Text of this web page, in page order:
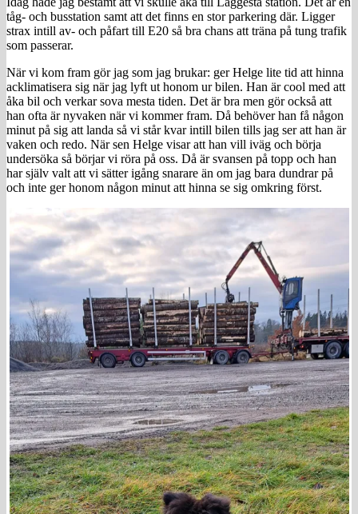
tåg- och busstation samt att det finns en stor parkering där. Ligger
strax intill av- och påfart till E20 så bra chans att träna på tung trafik
som passerar.
När vi kom fram gör jag som jag brukar: ger Helge lite tid att hinna
acklimatisera sig när jag lyft ut honom ur bilen. Han är cool med att
åka bil och verkar sova mesta tiden. Det är bra men gör också att
han ofta är nyvaken när vi kommer fram. Då behöver han få någon
minut på sig att landa så vi står kvar intill bilen tills jag ser att han är
vaken och redo. När sen Helge visar att han vill iväg och börja
undersöka så börjar vi röra på oss. Då är svansen på topp och han
har själv valt att vi sätter igång snarare än om jag bara dundrar på
och inte ger honom någon minut att hinna se sig omkring först.